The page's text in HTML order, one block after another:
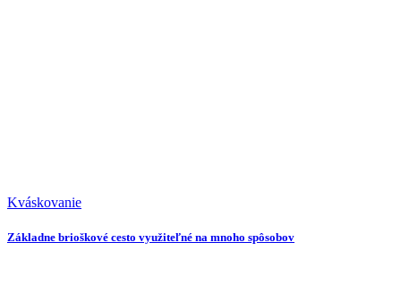
Kváskovanie
Základne brioškové cesto využiteľné na mnoho spôsobov